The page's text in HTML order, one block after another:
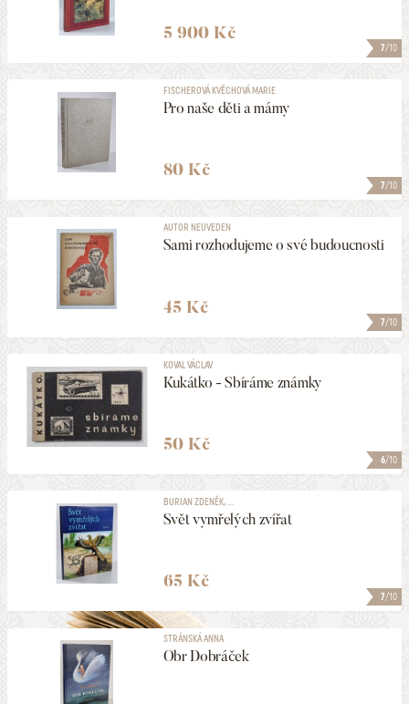
7/10
5 900 Kč
7/10
FISCHEROVÁ KVĚCHOVÁ MARIE
Pro naše děti a mámy
80 Kč
7/10
AUTOR NEUVEDEN
Sami rozhodujeme o své budoucnosti
45 Kč
6/10
KOVAL VÁCLAV
Kukátko - Sbíráme známky
50 Kč
7/10
BURIAN ZDENĚK, ...
Svět vymřelých zvířat
65 Kč
STRÁNSKÁ ANNA
Obr Dobráček